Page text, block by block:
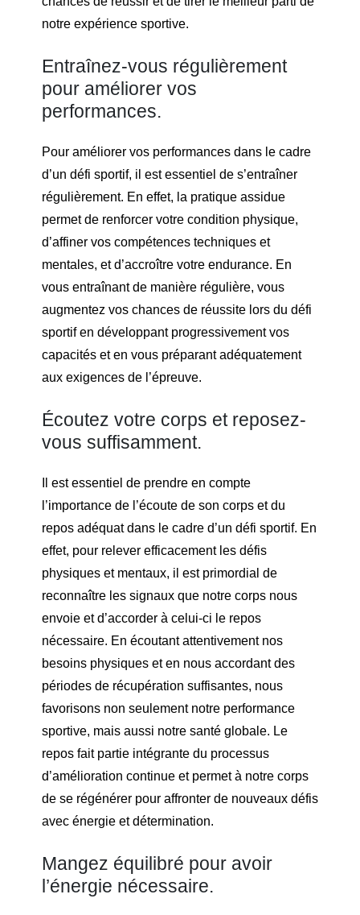
notre expérience sportive.
Entraînez-vous régulièrement
pour améliorer vos
performances.
Pour améliorer vos performances dans le cadre
d’un défi sportif, il est essentiel de s’entraîner
régulièrement. En effet, la pratique assidue
permet de renforcer votre condition physique,
d’affiner vos compétences techniques et
mentales, et d’accroître votre endurance. En
vous entraînant de manière régulière, vous
augmentez vos chances de réussite lors du défi
sportif en développant progressivement vos
capacités et en vous préparant adéquatement
aux exigences de l’épreuve.
Écoutez votre corps et reposez-
vous suffisamment.
Il est essentiel de prendre en compte
l’importance de l’écoute de son corps et du
repos adéquat dans le cadre d’un défi sportif. En
effet, pour relever efficacement les défis
physiques et mentaux, il est primordial de
reconnaître les signaux que notre corps nous
envoie et d’accorder à celui-ci le repos
nécessaire. En écoutant attentivement nos
besoins physiques et en nous accordant des
périodes de récupération suffisantes, nous
favorisons non seulement notre performance
sportive, mais aussi notre santé globale. Le
repos fait partie intégrante du processus
d’amélioration continue et permet à notre corps
de se régénérer pour affronter de nouveaux défis
avec énergie et détermination.
Mangez équilibré pour avoir
l’énergie nécessaire.